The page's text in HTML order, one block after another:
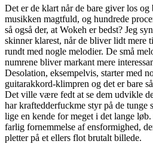
Det er de klart når de bare giver los og
musikken magtfuld, og hundrede
så også der, at Wokeh er bedst? Jeg
skinner klarest, når de bliver lidt mere
rundt med nogle melodier. De små
numrene bliver markant mere
Desolation, eksempelvis, starter med
guitarakkord-klimpren og det er bare
Det ville være fedt at se dem udvikle
har kraftedderfuckme styr på de tunge
lige en kende for meget i det lange
farlig fornemmelse af ensformighed,
pletter på et ellers flot brutalt billede.